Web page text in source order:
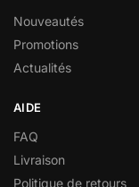
Nouveautés
Promotions
Actualités
AIDE
FAQ
Livraison
Politique de retours